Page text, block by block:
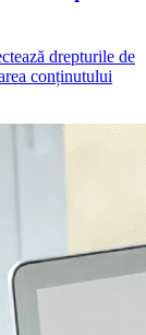
drepturile de
conținutului